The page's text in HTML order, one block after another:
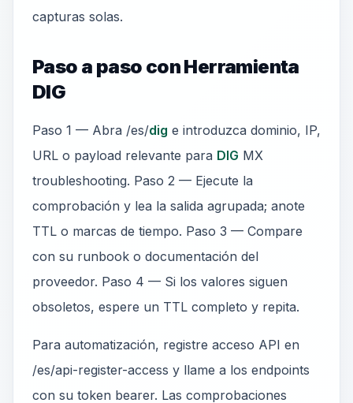
capturas solas.
Paso a paso con Herramienta
DIG
Paso 1 — Abra /es/dig e introduzca dominio, IP,
URL o payload relevante para DIG MX
troubleshooting. Paso 2 — Ejecute la
comprobación y lea la salida agrupada; anote
TTL o marcas de tiempo. Paso 3 — Compare
con su runbook o documentación del
proveedor. Paso 4 — Si los valores siguen
obsoletos, espere un TTL completo y repita.
Para automatización, registre acceso API en
/es/api-register-access y llame a los endpoints
con su token bearer. Las comprobaciones